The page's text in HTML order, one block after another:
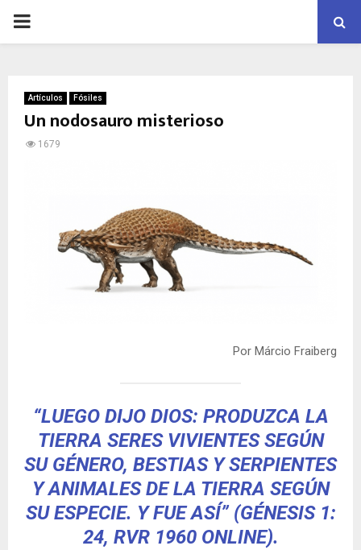
PRIMARY
Artículos Fósiles
Un nodosauro misterioso
1679
Por Márcio Fraiberg
“LUEGO DIJO DIOS: PRODUZCA LA
TIERRA SERES VIVIENTES SEGÚN
SU GÉNERO, BESTIAS Y SERPIENTES
Y ANIMALES DE LA TIERRA SEGÚN
SU ESPECIE. Y FUE ASÍ” (GÉNESIS 1:
24, RVR 1960 ONLINE).